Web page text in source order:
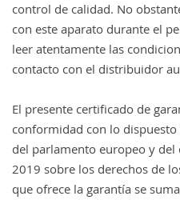
control de calidad. No
con este aparato durante el
leer atentamente las
contacto con el distribuidor
El presente certificado de
conformidad con lo
del parlamento europeo y
2019 sobre los derechos de
que ofrece la garantía se